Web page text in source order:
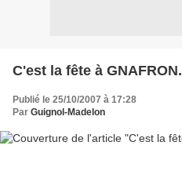
C'est la fête à GNAFRON.
Publié le 25/10/2007 à 17:28
Par Guignol-Madelon